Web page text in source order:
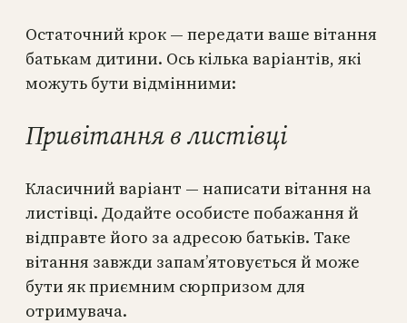
Остаточний крок — передати ваше вітання
батькам дитини. Ось кілька варіантів, які
можуть бути відмінними:
Привітання в листівці
Класичний варіант — написати вітання на
листівці. Додайте особисте побажання й
відправте його за адресою батьків. Таке
вітання завжди запам’ятовується й може
бути як приємним сюрпризом для
отримувача.